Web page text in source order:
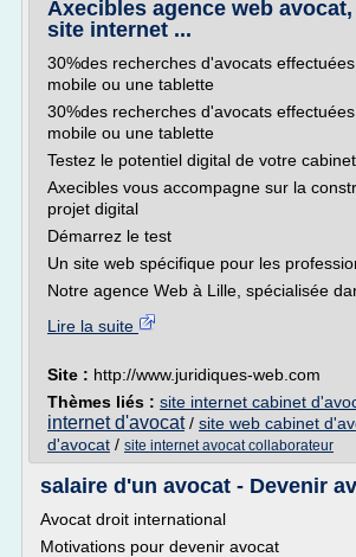
Axecibles agence web
site internet ...
30%des recherches d'avocats
mobile ou une tablette
30%des recherches d'avocats
mobile ou une tablette
Testez le potentiel digital de votre cabinet
Axecibles vous accompagne sur la
projet digital
Démarrez le test
Un site web spécifique pour les
Notre agence Web à Lille, spécialisée
Lire la suite
Site : http://www.juridiques-web.com
Thèmes liés : site internet cabinet
internet d'avocat/ site web cabinet
d'avocat / site internet avocat collaborateur
salaire d'un avocat - Devenir
Avocat droit international
Motivations pour devenir avocat